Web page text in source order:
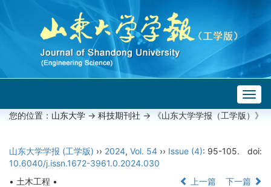
您的位置： 山东大学 -> 科技期刊社 -> 《山东大学学报（工学版）》
山东大学学报 (工学版) ›› 2024, Vol. 54 ›› Issue (4): 95-105.
doi:
10.6040/j.issn.1672-3961.0.2024.030
• 土木工程 •
上一篇 下一篇